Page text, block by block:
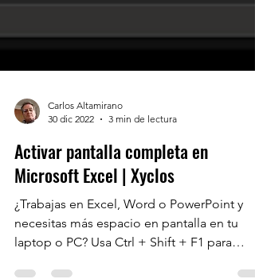
30 dic 2022
3 min de lectura
Activar pantalla completa en
Microsoft Excel | Xyclos
¿Trabajas en Excel, Word o PowerPoint y
necesitas más espacio en pantalla en tu
laptop o PC? Usa Ctrl + Shift + F1 para